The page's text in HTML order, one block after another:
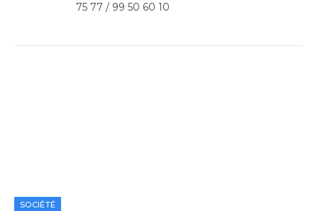
75 77 / 99 50 60 10
SOCIÉTÉ